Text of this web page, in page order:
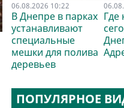
06.08.2026 10:22
В Днепре в парках
устанавливают
специальные
мешки для полива
деревьев
Где
ПОПУЛЯРНОЕ